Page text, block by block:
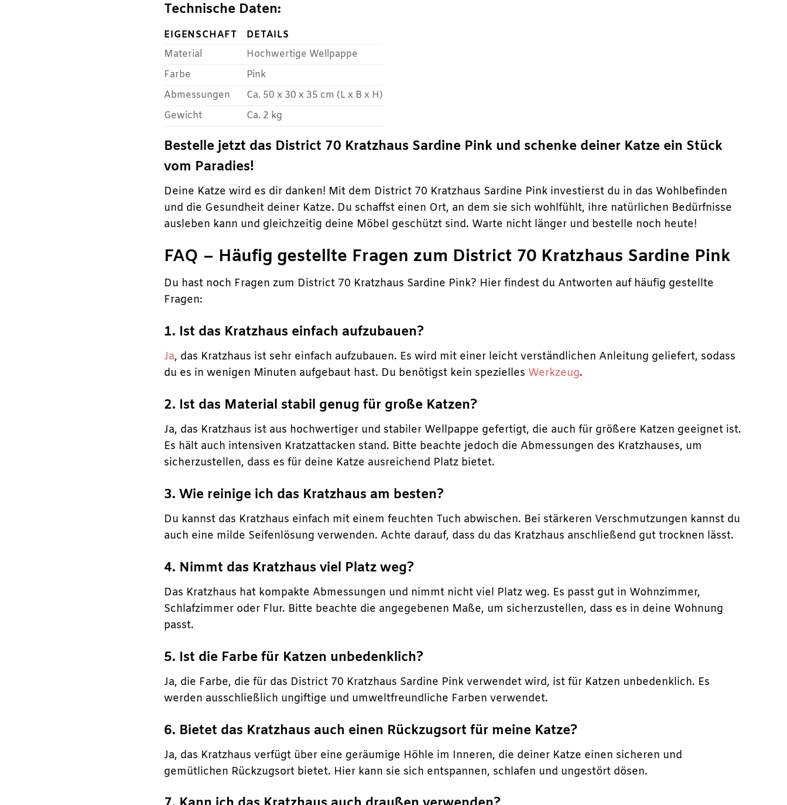
Technische Daten:
EIGENSCHAFT
DETAILS
Material
Hochwertige Wellpappe
Farbe
Pink
Abmessungen
Ca. 50 x 30 x 35 cm (L x B x H)
Gewicht
Ca. 2 kg
Bestelle jetzt das District 70 Kratzhaus Sardine Pink und schenke deiner Katze ein Stück
vom Paradies!
Deine Katze wird es dir danken! Mit dem District 70 Kratzhaus Sardine Pink investierst du in das Wohlbefinden
und die Gesundheit deiner Katze. Du schaffst einen Ort, an dem sie sich wohlfühlt, ihre natürlichen Bedürfnisse
ausleben kann und gleichzeitig deine Möbel geschützt sind. Warte nicht länger und bestelle noch heute!
FAQ – Häufig gestellte Fragen zum District 70 Kratzhaus Sardine Pink
Du hast noch Fragen zum District 70 Kratzhaus Sardine Pink? Hier findest du Antworten auf häufig gestellte
Fragen:
1. Ist das Kratzhaus einfach aufzubauen?
Ja, das Kratzhaus ist sehr einfach aufzubauen. Es wird mit einer leicht verständlichen Anleitung geliefert, sodass
du es in wenigen Minuten aufgebaut hast. Du benötigst kein spezielles Werkzeug.
2. Ist das Material stabil genug für große Katzen?
Ja, das Kratzhaus ist aus hochwertiger und stabiler Wellpappe gefertigt, die auch für größere Katzen geeignet ist.
Es hält auch intensiven Kratzattacken stand. Bitte beachte jedoch die Abmessungen des Kratzhauses, um
sicherzustellen, dass es für deine Katze ausreichend Platz bietet.
3. Wie reinige ich das Kratzhaus am besten?
Du kannst das Kratzhaus einfach mit einem feuchten Tuch abwischen. Bei stärkeren Verschmutzungen kannst du
auch eine milde Seifenlösung verwenden. Achte darauf, dass du das Kratzhaus anschließend gut trocknen lässt.
4. Nimmt das Kratzhaus viel Platz weg?
Das Kratzhaus hat kompakte Abmessungen und nimmt nicht viel Platz weg. Es passt gut in Wohnzimmer,
Schlafzimmer oder Flur. Bitte beachte die angegebenen Maße, um sicherzustellen, dass es in deine Wohnung
passt.
5. Ist die Farbe für Katzen unbedenklich?
Ja, die Farbe, die für das District 70 Kratzhaus Sardine Pink verwendet wird, ist für Katzen unbedenklich. Es
werden ausschließlich ungiftige und umweltfreundliche Farben verwendet.
6. Bietet das Kratzhaus auch einen Rückzugsort für meine Katze?
Ja, das Kratzhaus verfügt über eine geräumige Höhle im Inneren, die deiner Katze einen sicheren und
gemütlichen Rückzugsort bietet. Hier kann sie sich entspannen, schlafen und ungestört dösen.